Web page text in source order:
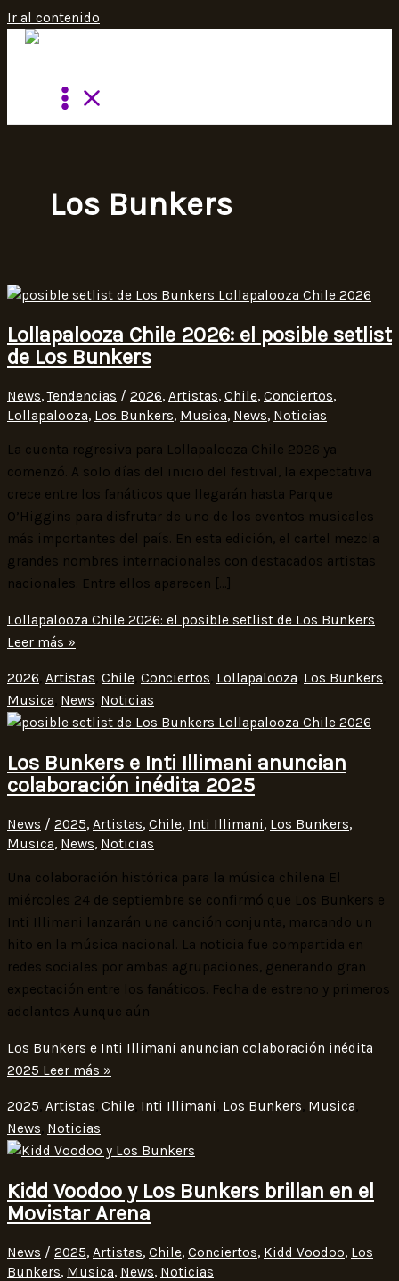
Ir al contenido
Los Bunkers
Lollapalooza Chile 2026: el posible setlist
de Los Bunkers
News,Tendencias / 2026, Artistas, Chile, Conciertos,
Lollapalooza, Los Bunkers, Musica, News, Noticias
La cuenta regresiva para Lollapalooza Chile 2026 ya
comenzó. A solo días del inicio del festival, la expectativa
crece entre los fanáticos que llegarán hasta Parque
O’Higgins para disfrutar de uno de los eventos musicales
más importantes del país. En esta edición, el cartel mezcla
grandes nombres internacionales con destacados artistas
nacionales. Entre ellos aparecen […]
Lollapalooza Chile 2026: el posible setlist de Los Bunkers
Leer más »
2026, Artistas, Chile, Conciertos, Lollapalooza, Los Bunkers,
Musica, News, Noticias
Los Bunkers e Inti Illimani anuncian
colaboración inédita 2025
News / 2025, Artistas, Chile, Inti Illimani, Los Bunkers,
Musica, News, Noticias
Una colaboración histórica para la música chilena El
miércoles 24 de septiembre se confirmó que Los Bunkers e
Inti Illimani lanzarán una canción conjunta, marcando un
hito en la música nacional. La noticia fue compartida en
redes sociales por ambas agrupaciones, generando gran
expectación entre los fanáticos. Fecha de estreno y primeros
adelantos Aunque aún
Los Bunkers e Inti Illimani anuncian colaboración inédita
2025 Leer más »
2025, Artistas, Chile, Inti Illimani, Los Bunkers, Musica,
News, Noticias
Kidd Voodoo y Los Bunkers brillan en el
Movistar Arena
News / 2025, Artistas, Chile, Conciertos, Kidd Voodoo, Los
Bunkers, Musica, News, Noticias